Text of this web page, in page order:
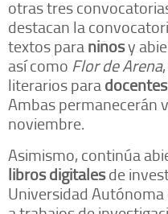
otras tres
destacan la
textos paraniñosy
así como Flor de Arena
literarios paradocentes
Ambas permanecerán
noviembre.
Asimismo, continúa
libros digitalesde
Universidad